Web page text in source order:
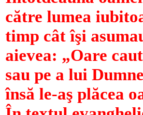
către lumea
timp cât îşi
aievea: „Oare
sau pe a lui
însă le-aş plăcea